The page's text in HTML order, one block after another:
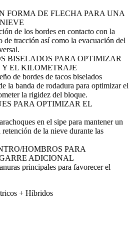
FORMA DE FLECHA PARA UNA
de los bordes en contacto con la
de tracción así como la evacuación del
BISELADOS PARA OPTIMIZAR
Y EL KILOMETRAJE
de bordes de tacos biselados
la banda de rodadura para optimizar el
la rigidez del bloque.
PARA OPTIMIZAR EL
en el sipe para mantener un
de la nieve durante las
HOMBROS PARA
ADICIONAL
principales para favorecer el
+ Híbridos